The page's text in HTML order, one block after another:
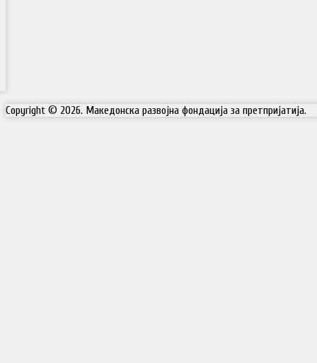
Copyright © 2026. Македонска развојна фондација за претпријатија.